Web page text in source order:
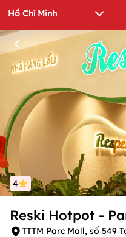
4
Reski Hotpot -
TTTM Parc Mall, số 549